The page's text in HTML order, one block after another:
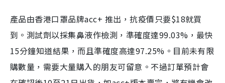
產品由香港口罩品牌acc+ 推出，抗疫價只要$18就買
到。測試劑以採集鼻液作檢測，準確度達99.03%，最快
15分鐘知道結果，而且準確度高達97.25%。目前未有限
購數量，需要大量購入的朋友可留意。不過訂單預計會